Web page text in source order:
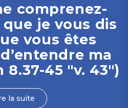
comprenez-
je vous dis
vous êtes
ma
8.37-45 "v. 43")
la suite